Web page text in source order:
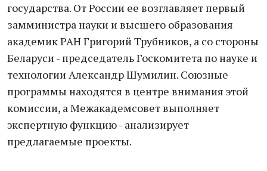
государства. От России ее возглавляет первый
замминистра науки и высшего образования
академик РАН Григорий Трубников, а со стороны
Беларуси - председатель Госкомитета по науке и
технологии Александр Шумилин. Союзные
программы находятся в центре внимания этой
комиссии, а Межакадемсовет выполняет
экспертную функцию - анализирует
предлагаемые проекты.